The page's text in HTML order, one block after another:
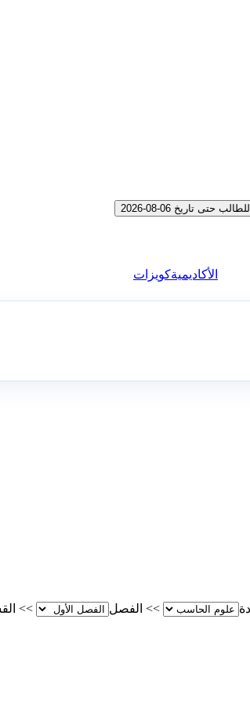
06-08-2026
الأكاديميةكويزات
>> الفصل >>